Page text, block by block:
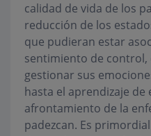
calidad de vida de los
reducción de los
que pudieran estar
sentimiento de
gestionar sus
hasta el aprendizaje de
afrontamiento de la
padezcan. Es